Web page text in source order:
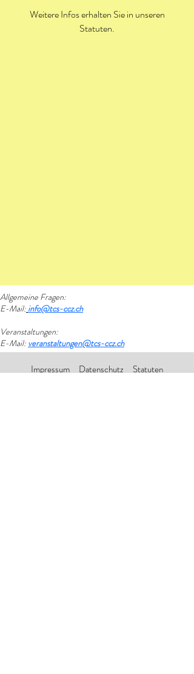
Weitere Infos erhalten Sie in unseren
Statuten.
Allgemeine Fragen:
E-Mail: info@tcs-ccz.ch
Veranstaltungen:
E-Mail: veranstaltungen@tcs-ccz.ch
Impressum Datenschutz
Statuten